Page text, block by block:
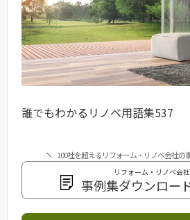
誰でもわかるリノベ用語集537
100社を超えるリフォーム・リノベ会社の
リフォーム・リノベ会
事例集ダウンロー